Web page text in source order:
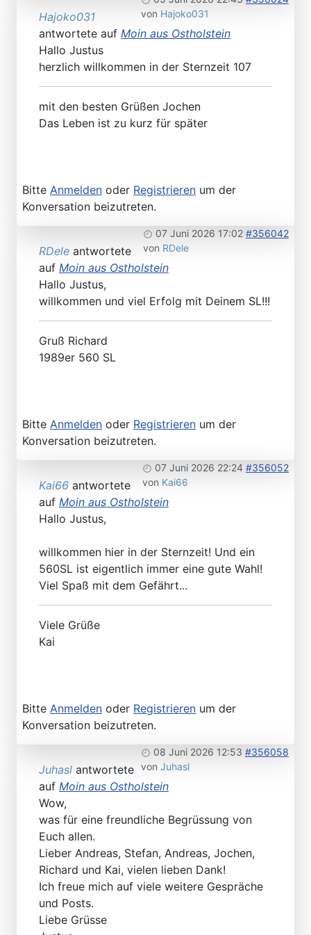
von Hajoko031
Hajoko031
antwortete auf Moin aus Ostholstein
Hallo Justus
herzlich willkommen in der Sternzeit 107
mit den besten Grüßen Jochen
Das Leben ist zu kurz für später
Bitte Anmelden oder Registrieren um der
Konversation beizutreten.
07 Juni 2026 17:02 #356042
von RDele
RDele antwortete
auf Moin aus Ostholstein
Hallo Justus,
willkommen und viel Erfolg mit Deinem SL!!!
Gruß Richard
1989er 560 SL
Bitte Anmelden oder Registrieren um der
Konversation beizutreten.
07 Juni 2026 22:24 #356052
von Kai66
Kai66 antwortete
auf Moin aus Ostholstein
Hallo Justus,
willkommen hier in der Sternzeit! Und ein
560SL ist eigentlich immer eine gute Wahl!
Viel Spaß mit dem Gefährt...
Viele Grüße
Kai
Bitte Anmelden oder Registrieren um der
Konversation beizutreten.
08 Juni 2026 12:53 #356058
von Juhasl
Juhasl antwortete
auf Moin aus Ostholstein
Wow,
was für eine freundliche Begrüssung von
Euch allen.
Lieber Andreas, Stefan, Andreas, Jochen,
Richard und Kai, vielen lieben Dank!
Ich freue mich auf viele weitere Gespräche
und Posts.
Liebe Grüsse